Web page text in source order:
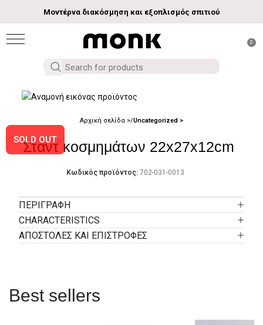
Μοντέρνα διακόσμηση και εξοπλισμός σπιτιού
0
SOLD OUT
Αρχική σελίδα Uncategorized
Σταντ κοσμημάτων 22x27x12cm
Κωδικός προϊόντος: 702-031-0013
ΠΕΡΙΓΡΑΦΉ
CHARACTERISTICS
ΑΠΟΣΤΟΛΕΣ ΚΑΙ ΕΠΙΣΤΡΟΦΕΣ
Best sellers